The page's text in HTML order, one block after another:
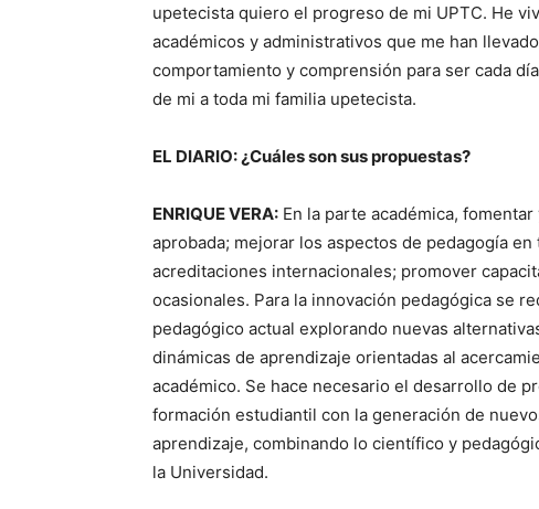
upetecista quiero el progreso de mi UPTC. He
académicos y administrativos que me han
comportamiento y comprensión para ser cada
de mi a toda mi familia upetecista.
EL DIARIO: ¿Cuáles son sus propuestas?
ENRIQUE VERA: En la parte académica,
aprobada; mejorar los aspectos de pedagogía
acreditaciones internacionales; promover
ocasionales. Para la innovación pedagógica se
pedagógico actual explorando nuevas
dinámicas de aprendizaje orientadas al
académico. Se hace necesario el desarrollo de
formación estudiantil con la generación de
aprendizaje, combinando lo científico y
la Universidad.